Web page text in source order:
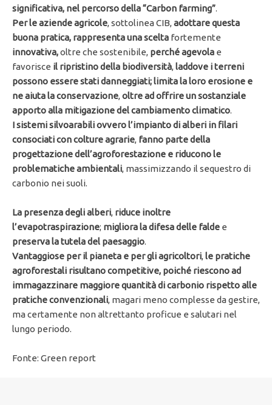
significativa, nel percorso della “Carbon farming”.
Per le aziende agricole, sottolinea CIB,adottare questa
buona pratica, rappresenta una scelta fortemente
innovativa,oltre che sostenibile, perché agevola e
favorisce il ripristino della biodiversità,laddove i terreni
possono essere stati danneggiati; limita la loro erosione e
ne aiuta la conservazione,oltre ad offrire un sostanziale
apporto alla mitigazione del cambiamento climatico.
I sistemi silvoarabili ovvero l’impianto di alberi in filari
consociati con colture agrarie, fanno parte della
progettazione dell’agroforestazione e riducono le
problematiche ambientali, massimizzando il sequestro di
carbonio nei suoli.
La presenza degli alberi, riduce inoltre
l’evapotraspirazione; migliora la difesa delle falde e
preserva la tutela del paesaggio.
Vantaggiose per il pianeta e per gli agricoltori,le pratiche
agroforestali risultano competitive, poiché riescono ad
immagazzinare maggiore quantità di carbonio rispetto alle
pratiche convenzionali, magari meno complesse da gestire,
ma certamente non altrettanto proficue e salutari nel
lungo periodo.
Fonte: Green report